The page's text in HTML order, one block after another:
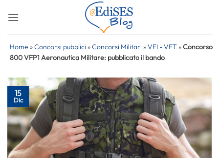
Home »Concorsi pubblici »Concorsi Militari »VFI - VFT »Concorso
800 VFP1 Aeronautica Militare: pubblicato il bando
15
Dic